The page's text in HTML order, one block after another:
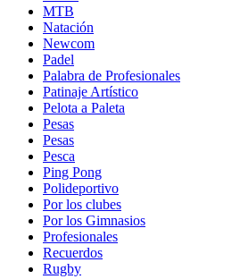
MTB
Natación
Newcom
Padel
Palabra de Profesionales
Patinaje Artístico
Pelota a Paleta
Pesas
Pesas
Pesca
Ping Pong
Polideportivo
Por los clubes
Por los Gimnasios
Profesionales
Recuerdos
Rugby